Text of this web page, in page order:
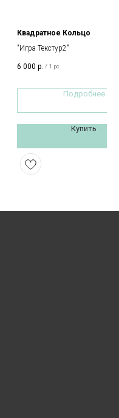
Квадратное Кольцо
"Игра Текстур2"
6 000 р. / 1 pc
Подробнее
Купить